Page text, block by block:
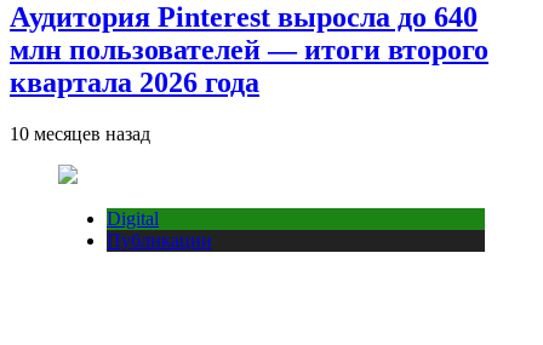
Аудитория Pinterest выросла до 640
млн пользователей — итоги второго
квартала 2026 года
10 месяцев назад
Digital
Публикации